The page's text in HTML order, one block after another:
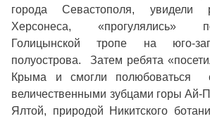
города Севастополя, увидели
Херсонеса, «прогулялись»
Голицынской тропе на юго-
полуострова. Затем ребята
Крыма и смогли полюбоваться
величественными зубцами горы Ай-
Ялтой, природой Никитского